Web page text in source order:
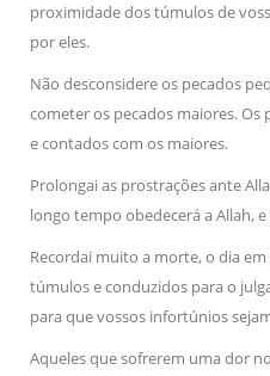
proximidade dos túmulos de
por eles.
Não desconsidere os pecados
cometer os pecados maiores.
e contados com os maiores.
Prolongai as prostrações ante
longo tempo obedecerá a Allah,
Recordai muito a morte, o dia
túmulos e conduzidos para o
para que vossos infortúnios
Aqueles que sofrerem uma dor